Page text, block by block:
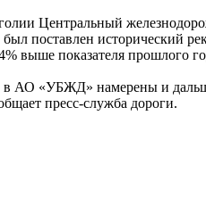
Центральный
был поставлен исторический
выше показателя прошлого
АО «УБЖД» намерены и
пресс-служба дороги.